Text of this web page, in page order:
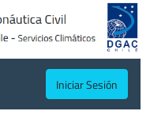
Iniciar Sesión